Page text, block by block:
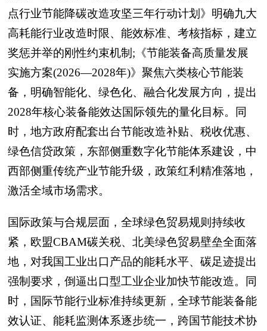
点行业节能降碳改造攻坚三年行动计划》明确九大
高耗能行业改造时限、能效标准、考核指标，建立
奖惩并举的刚性约束机制;《节能装备高质量发展
实施方案(2026—2028年)》聚焦六类核心节能装
备，明确智能化、绿色化、融合化发展方向，提出
2028年核心装备能效达国际领先的量化目标。同
时，地方政府配套出台节能改造补贴、税收优惠、
绿色信贷政策，东部侧重数字化节能体系建设，中
西部侧重传统产业节能升级，政策红利精准落地，
激活全域市场需求。
国际政策与合规层面，全球绿色贸易规则持续收
紧，欧盟CBAM碳关税、北美绿色贸易壁垒全面落
地，对我国工业出口产品的能耗水平、碳足迹提出
强制要求，倒逼出口型工业企业加快节能改造。同
时，国际节能行业标准持续更新，全球节能装备能
效认证、能耗监测体系逐步统一，跨国节能技术协